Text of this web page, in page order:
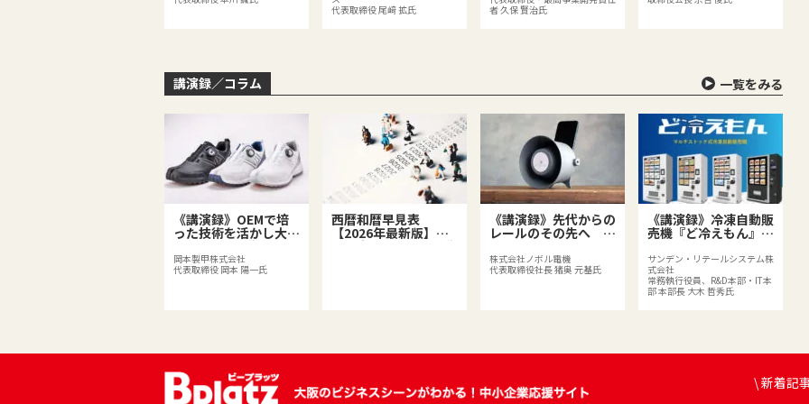
代表取締役 尾﨑 拡氏
者 久保 賢治氏
講演録／コラム 一覧をみる
《講演録》OEMで培
った技術を活かし大ヒ
ット！小さな靴工場か
ら足袋型シューズが誕
生するまで
岡本製甲株式会社
代表取締役 岡本 陽一氏
西暦和暦早見表
【2026年最新版】～
世の中のできごとを復
《講演録》先代からの
レールのその先へ 自
たな事業を拓く後継者
の挑戦
株式会社ノボル電機
代表取締役社長 猪奥 元基氏
《講演録》冷凍自動販
売機『ど冷えもん』開
発者が語る 新市場開
拓のヒント
サンデン・リテールシステム株
式会社
常務執行役員、R&D本部・IT本
部 本部長 大木 哲秀氏
\ 新着記